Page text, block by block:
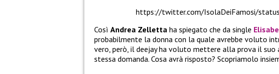
https://twitter.com/IsolaDeiFamosi/
Così Andrea Zelletta ha spiegato che da single
probabilmente la donna con la quale avrebbe voluto
vero, però, il deejay ha voluto mettere alla prova il suo
stessa domanda. Cosa avrà risposto? Scopriamolo